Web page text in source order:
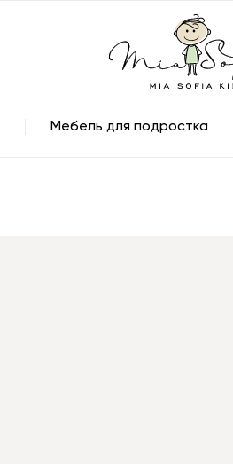
Мебель для подростка